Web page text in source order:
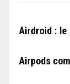
Airdroid :
Airpods